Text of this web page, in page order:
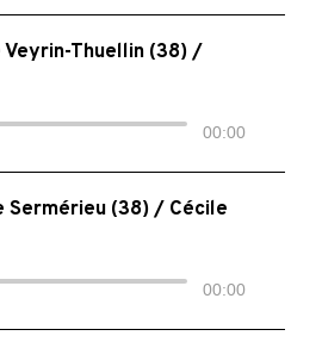
Veyrin-Thuellin (38) /
00:00
Sermérieu (38) / Cécile
00:00